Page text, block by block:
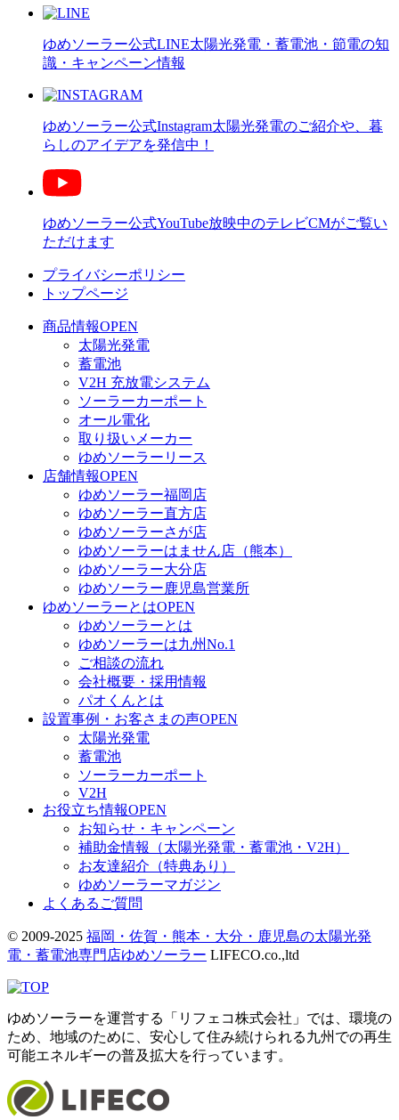
ゆめソーラー公式LINE太陽光発電・蓄電池・節電の知
識・キャンペーン情報
ゆめソーラー公式Instagram太陽光発電のご紹介や、暮
らしのアイデアを発信中！
ゆめソーラー公式YouTube放映中のテレビCMがご覧い
ただけます
プライバシーポリシー
トップページ
商品情報OPEN
太陽光発電
蓄電池
V2H 充放電システム
ソーラーカーポート
オール電化
取り扱いメーカー
ゆめソーラーリース
店舗情報OPEN
ゆめソーラー福岡店
ゆめソーラー直方店
ゆめソーラーさが店
ゆめソーラーはません店（熊本）
ゆめソーラー大分店
ゆめソーラー鹿児島営業所
ゆめソーラーとはOPEN
ゆめソーラーとは
ゆめソーラーは九州No.1
ご相談の流れ
会社概要・採用情報
パオくんとは
設置事例・お客さまの声OPEN
太陽光発電
蓄電池
ソーラーカーポート
V2H
お役立ち情報OPEN
お知らせ・キャンペーン
補助金情報（太陽光発電・蓄電池・V2H）
お友達紹介（特典あり）
ゆめソーラーマガジン
よくあるご質問
© 2009-2025 福岡・佐賀・熊本・大分・鹿児島の太陽光発
電・蓄電池専門店ゆめソーラー LIFECO.co.,ltd
ゆめソーラーを運営する「リフェコ株式会社」では、環境の
ため、地域のために、安心して住み続けられる九州での再生
可能エネルギーの普及拡大を行っています。